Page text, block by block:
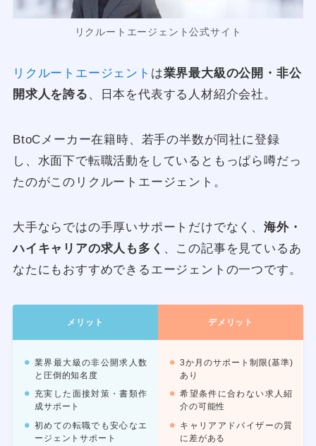
リクルートエージェント公式サイト
リクルートエージェント は業界最大級の公開・非公
開求人を誇る 、日本を代表する人材紹介会社。
BtoCメーカー在籍時、若手の半数が同社に登録
し、水面下で転職活動をしているともっぱら噂だっ
たのがこのリクルートエージェント。
大手ならではの手厚いサポートだけでなく、海外・
ハイキャリアの求人も多く 、この記事を見ているあ
なたにもおすすめできるエージェントの一つです。
メリット デメリット
業界最大級の非公開求人数
と圧倒的知名度
充実した面接対策・書類作
成サポート
初めての転職でも安心なエ
ージェントサポート
3か月のサポート制限(基準)
あり
希望条件に合わない求人紹
介の可能性
キャリアアドバイザーの質
に差がある